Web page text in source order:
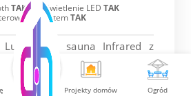
TAK Oświetlenie LED TAK
pilotemTAK
sauna Infrared z
dla 3 osób! Sauna In160 to
mebel – to Twoja osobista
dusza natury spotyka
Projekty domów Ogród